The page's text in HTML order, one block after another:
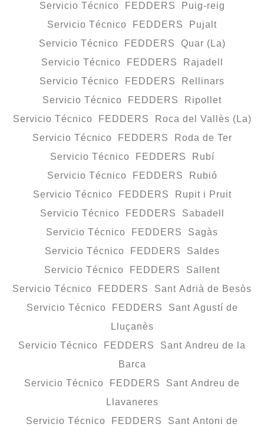
Servicio Técnico FEDDERS Puig-reig
Servicio Técnico FEDDERS Pujalt
Servicio Técnico FEDDERS Quar (La)
Servicio Técnico FEDDERS Rajadell
Servicio Técnico FEDDERS Rellinars
Servicio Técnico FEDDERS Ripollet
Servicio Técnico FEDDERS Roca del Vallès (La)
Servicio Técnico FEDDERS Roda de Ter
Servicio Técnico FEDDERS Rubí
Servicio Técnico FEDDERS Rubió
Servicio Técnico FEDDERS Rupit i Pruit
Servicio Técnico FEDDERS Sabadell
Servicio Técnico FEDDERS Sagàs
Servicio Técnico FEDDERS Saldes
Servicio Técnico FEDDERS Sallent
Servicio Técnico FEDDERS Sant Adrià de Besòs
Servicio Técnico FEDDERS Sant Agustí de
Lluçanès
Servicio Técnico FEDDERS Sant Andreu de la
Barca
Servicio Técnico FEDDERS Sant Andreu de
Llavaneres
Servicio Técnico FEDDERS Sant Antoni de